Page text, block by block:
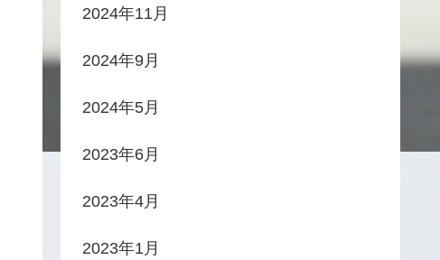
2024年11月
2024年9月
2024年5月
2023年6月
2023年4月
2023年1月